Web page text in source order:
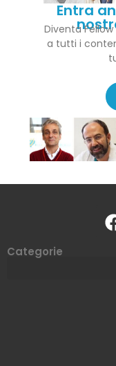
Entra
Diventa
a tutti i
Categorie